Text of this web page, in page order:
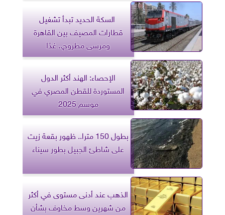
​ السكة الحديد تبدأ تشغيل
قطارات المصيف بين القاهرة
ومرسى مطروح.. غدًا
الإحصاء: الهند أكثر الدول
المستوردة للقطن المصري في
موسم 2025
بطول 150 مترا.. ظهور بقعة زيت
على شاطئ الجبيل بطور سيناء
الذهب عند أدنى مستوى في أكثر
من شهرين وسط مخاوف بشأن